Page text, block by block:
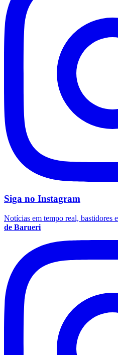
Siga no Instagram
Notícias em tempo real, bastidores
de Barueri